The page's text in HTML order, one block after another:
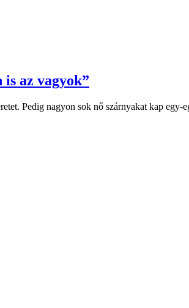
az vagyok”
Pedig nagyon sok nő szárnyakat kap egy-